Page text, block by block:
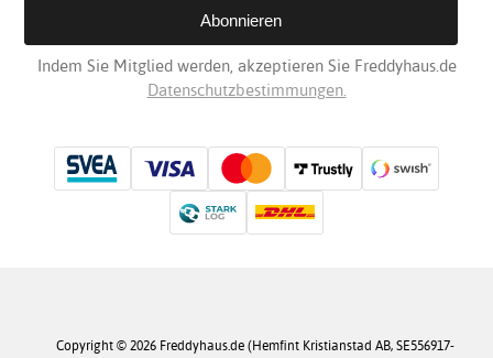
Indem Sie Mitglied werden, akzeptieren Sie Freddyhaus.de
Datenschutzbestimmungen.
Copyright © 2026 Freddyhaus.de (Hemfint Kristianstad AB, SE556917-